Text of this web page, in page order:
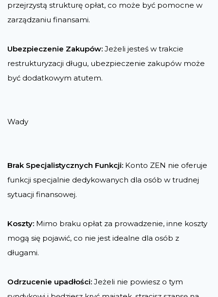
przejrzystą strukturę opłat, co może być pomocne w
zarządzaniu finansami.
Ubezpieczenie Zakupów: Jeżeli jesteś w trakcie
restrukturyzacji długu, ubezpieczenie zakupów może
być dodatkowym atutem.
Wady
Brak Specjalistycznych Funkcji: Konto ZEN nie oferuje
funkcji specjalnie dedykowanych dla osób w trudnej
sytuacji finansowej.
Koszty: Mimo braku opłat za prowadzenie, inne koszty
mogą się pojawić, co nie jest idealne dla osób z
długami.
Odrzucenie upadłości: Jeżeli nie powiesz o tym